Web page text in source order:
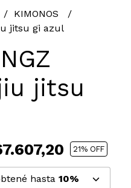
KIMONOS
jitsu gi azul
jitsu
21% OFF
hasta 10%